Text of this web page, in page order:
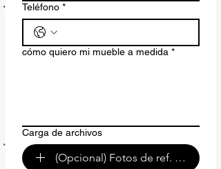
Teléfono *
cómo quiero mi mueble a medida *
Carga de archivos
(Opcional) Fotos de ref. o de tu